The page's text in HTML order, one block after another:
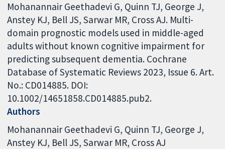
Mohanannair Geethadevi G, Quinn TJ, George J,
Anstey KJ, Bell JS, Sarwar MR, Cross AJ. Multi-
domain prognostic models used in middle-aged
adults without known cognitive impairment for
predicting subsequent dementia. Cochrane
Database of Systematic Reviews 2023, Issue 6. Art.
No.: CD014885. DOI:
10.1002/14651858.CD014885.pub2.
Authors
Mohanannair Geethadevi G Quinn TJ George J
Anstey KJ Bell JS Sarwar MR Cross AJ